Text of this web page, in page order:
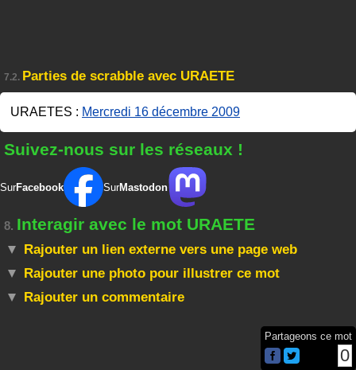
7.2. Parties de scrabble avec URAETE
URAETES : Mercredi 16 décembre 2009
Suivez-nous sur les réseaux !
SurFacebook SurMastodon
8. Interagir avec le mot URAETE
Rajouter un lien externe vers une page web
Rajouter une photo pour illustrer ce mot
Rajouter un commentaire
Partageons ce mot
0